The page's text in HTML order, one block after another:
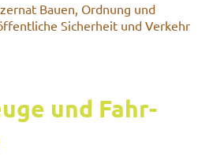
Bauen, Ordnung und
Sicherheit und Verkehr
und Fahr­